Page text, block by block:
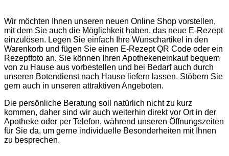
Wir möchten Ihnen unseren neuen Online Shop vorstellen,
mit dem Sie auch die Möglichkeit haben, das neue E-Rezept
einzulösen. Legen Sie einfach Ihre Wunschartikel in den
Warenkorb und fügen Sie einen E-Rezept QR Code oder ein
Rezeptfoto an. Sie können Ihren Apothekeneinkauf bequem
von zu Hause aus vorbestellen und bei Bedarf auch durch
unseren Botendienst nach Hause liefern lassen. Stöbern Sie
gern auch in unseren attraktiven Angeboten.
Die persönliche Beratung soll natürlich nicht zu kurz
kommen, daher sind wir auch weiterhin direkt vor Ort in der
Apotheke oder per Telefon, während unseren Öffnungszeiten
für Sie da, um gerne individuelle Besonderheiten mit Ihnen
zu besprechen.